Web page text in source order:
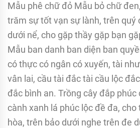
Mẫu phê chữ đỏ Mẫu bỏ chữ
trăm sự tốt vạn sự lành, trên quý
dưới nể, cho gặp thầy gặp bạn
Mẫu ban danh ban diện ban
có thực có ngân có xuyến, tài
vân lai, cầu tài đắc tài cầu lộc
đắc bình an. Trồng cây đắp
cành xanh lá phúc lộc đề đa,
hòa, trên bảo dưới nghe trên đe